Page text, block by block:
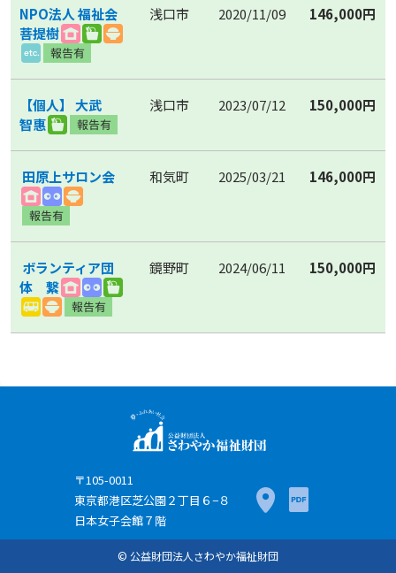
NPO法人 福祉会
菩提樹
浅口市 2020/11/09 146,000円
【個人】 大武
智惠
浅口市 2023/07/12 150,000円
田原上サロン会 和気町 2025/03/21 146,000円
ボランティア団
体 繋
鏡野町 2024/06/11 150,000円
〒105-0011
東京都港区芝公園２丁目６−８
日本女子会館７階
© 公益財団法人さわやか福祉財団